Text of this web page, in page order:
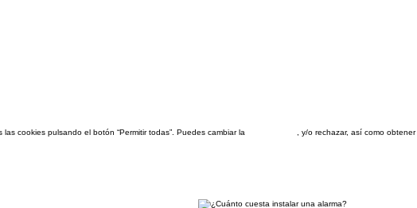
cookies pulsando el botón “Permitir todas”. Puedes cambiar la
, y/o rechazar, así como obtener